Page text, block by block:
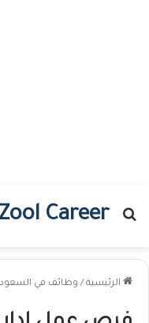
Zool Career
بحث عن
الرئيسية / وظائف في